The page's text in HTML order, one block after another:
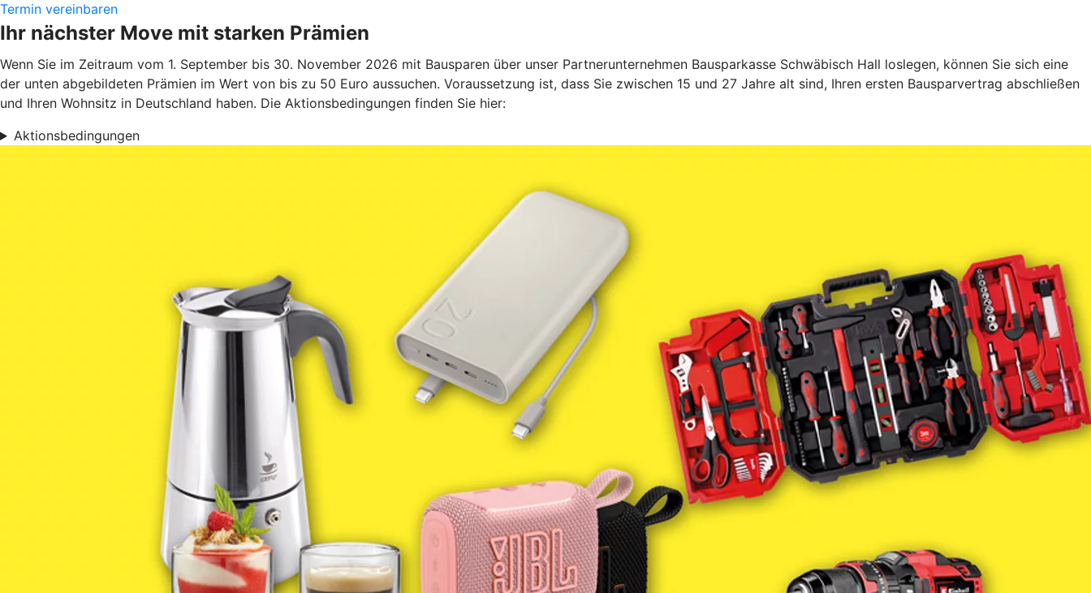
Termin vereinbaren
Ihr nächster Move mit starken Prämien
Wenn Sie im Zeitraum vom 1. September bis 30. November 2026 mit Bausparen über unser Partnerunternehmen Bausparkasse Schwäbisch Hall loslegen, können Sie sich eine
der unten abgebildeten Prämien im Wert von bis zu 50 Euro aussuchen. Voraussetzung ist, dass Sie zwischen 15 und 27 Jahre alt sind, Ihren ersten Bausparvertrag abschließen
und Ihren Wohnsitz in Deutschland haben. Die Aktionsbedingungen finden Sie hier:
Aktionsbedingungen